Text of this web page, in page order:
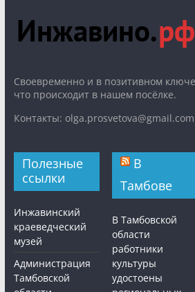
Cвоевременно и в позитивном
что происходит в нашем посёлке.
Контакты: olga.prosvetova@gmail.com
Полезные
ссылки
Инжавинский
краеведческий
музей
Администрация
Тамбовской
В
Тамбове
В Тамбовской
области
работники
культуры
удостоены